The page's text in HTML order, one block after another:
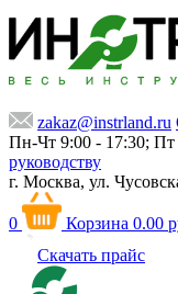
zakaz@instrland.ru
Пн-Чт 9:00 - 17:30; Пт
руководству
г. Москва, ул.
0 Корзина 0.00
Скачать прайс